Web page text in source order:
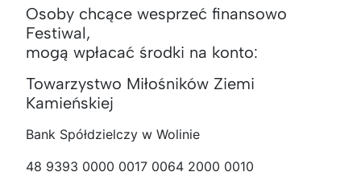
Osoby chcące wesprzeć finansowo
Festiwal,
mogą wpłacać środki na konto:
Towarzystwo Miłośników Ziemi
Kamieńskiej
Bank Spółdzielczy w Wolinie
48 9393 0000 0017 0064 2000 0010